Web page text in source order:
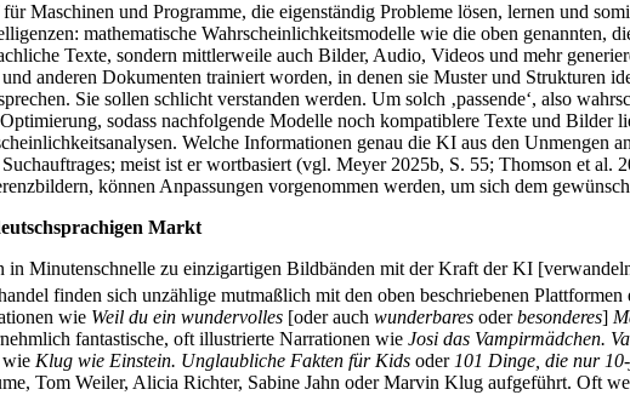
Maschinen und Programme, die eigenständig Probleme lösen, lernen und
mathematische Wahrscheinlichkeitsmodelle wie die oben genannten,
Texte, sondern mittlerweile auch Bilder, Audio, Videos und mehr
anderen Dokumenten trainiert worden, in denen sie Muster und Strukturen
Sie sollen schlicht verstanden werden. Um solch ‚passende‘, also
sodass nachfolgende Modelle noch kompatiblere Texte und
Welche Informationen genau die KI aus den Unmengen
meist ist er wortbasiert (vgl. Meyer 2025b, S. 55; Thomson et
können Anpassungen vorgenommen werden, um sich dem
Markt
in Minutenschnelle zu einzigartigen Bildbänden mit der Kraft der KI
finden sich unzählige mutmaßlich mit den oben beschriebenen
wie Weil du ein wundervolles [oder auch wunderbares oderbesonderes]
fantastische, oft illustrierte Narrationen wie Josi das Vampirmädchen.
wie Klug wie Einstein. Unglaubliche Fakten für Kids oder101 Dinge, die nur
Tom Weiler, Alicia Richter, Sabine Jahn oder Marvin Klug aufgeführt. Oft